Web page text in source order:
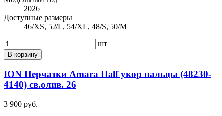
2026
Доступные размеры
46/XS, 52/L, 54/XL, 48/S, 50/M
шт
В корзину
ION Перчатки Amara Half укор пальцы (48230-
4140) св.олив. 26
3 900 руб.